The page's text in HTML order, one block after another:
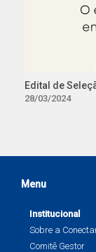
Edital de
28/03/2024
Menu
Institucional
Sobre a
Comitê Gestor